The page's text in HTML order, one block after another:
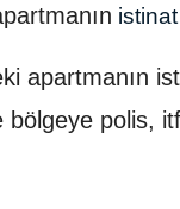
apartmanın
bölgeye polis,